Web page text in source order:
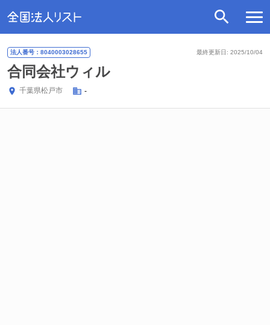
最終更新日: 2025/10/04
法人番号：8040003028655
合同会社ウィル
千葉県松戸市 -